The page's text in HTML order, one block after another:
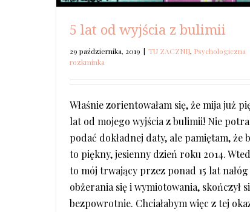
5 lat od wyjścia z bulimii
29 października, 2019 | TU ZACZNIJ, Psychologiczna
rozkminka
Właśnie zorientowałam się, że mija już
lat od mojego wyjścia z bulimii! Nie
podać dokładnej daty, ale pamiętam, że
to piękny, jesienny dzień roku 2014.
to mój trwający przez ponad 15 lat nałóg
obżerania się i wymiotowania, skończył
bezpowrotnie. Chciałabym więc z tej